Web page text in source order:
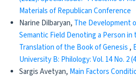
Materials of Republican Conference
Narine Dilbaryan, The Development
Semantic Field Denoting a Person
Translation of the Book of Genesis,
University B: Philology: Vol. 14 No. 2
Sargis Avetyan, Main Factors